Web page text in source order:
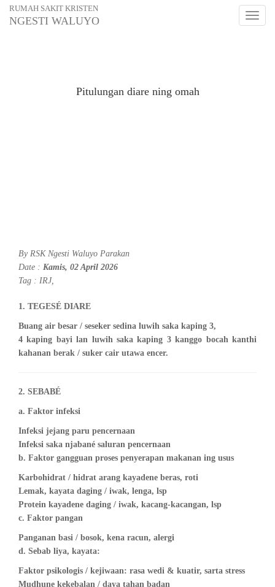
Toggle
RUMAH SAKIT KRISTEN
NGESTI WALUYO
Pitulungan diare ning omah
By RSK Ngesti Waluyo Parakan
Date : Kamis, 02 April 2026
Tag : IRJ,
1. TEGESÉ DIARE
Buang air besar / seseker sedina luwih saka kaping 3,
4 kaping bayi lan luwih saka kaping 3 kanggo bocah kanthi
kahanan berak / suker cair utawa encer.
2. SEBABÉ
a. Faktor infeksi
Infeksi jejang paru pencernaan
Infeksi saka njabané saluran pencernaan
b. Faktor gangguan proses penyerapan makanan ing usus
Karbohidrat / hidrat arang kayadene beras, roti
Lemak, kayata daging / iwak, lenga, lsp
Protein kayadene daging / iwak, kacang-kacangan, lsp
c. Faktor pangan
Panganan basi / bosok, kena racun, alergi
d. Sebab liya, kayata:
Faktor psikologis / kejiwaan: rasa wedi & kuatir, sarta stress
Mudhune kekebalan / daya tahan badan